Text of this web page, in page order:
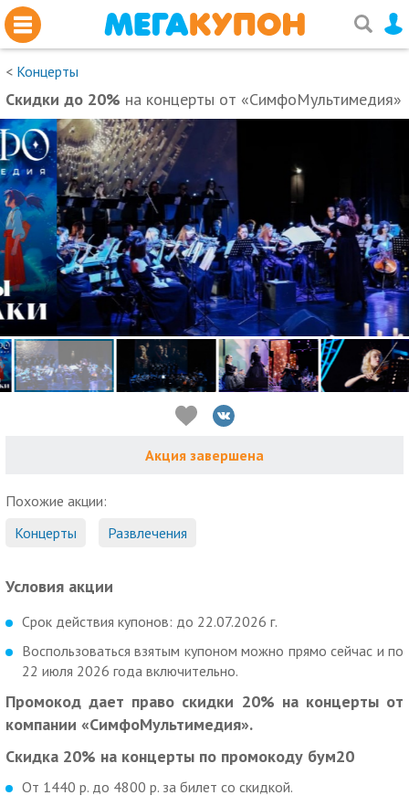
< Концерты
Скидки до 20% на концерты от «СимфоМультимедия»
Акция завершена
Похожие акции:
Концерты
Развлечения
Условия акции
Срок действия купонов: до 22.07.2026 г.
Воспользоваться взятым купоном можно прямо сейчас и по
22 июля 2026 года включительно.
Промокод дает право скидки 20% на концерты от
компании «СимфоМультимедия».
Скидка 20% на концерты по промокоду бум20
От 1440 р. до 4800 р. за билет со скидкой.